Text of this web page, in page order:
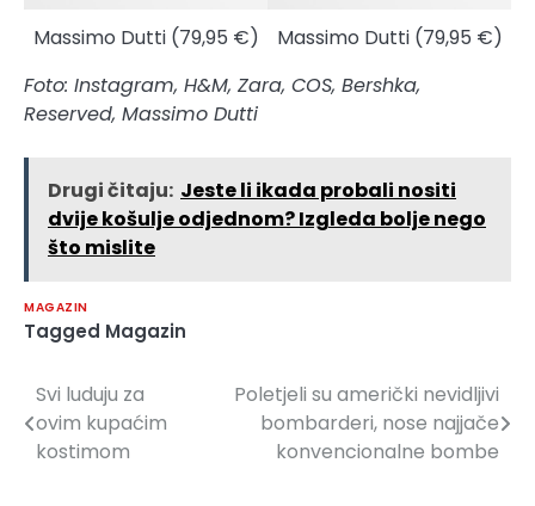
Massimo Dutti (79,95 €)
Massimo Dutti (79,95 €)
Foto: Instagram, H&M, Zara, COS, Bershka,
Reserved, Massimo Dutti
Drugi čitaju: Jeste li ikada probali nositi
dvije košulje odjednom? Izgleda bolje nego
što mislite
MAGAZIN
Tagged Magazin
Navigacija
članaka
Svi luduju za
ovim kupaćim
kostimom
Poletjeli su američki nevidljivi
bombarderi, nose najjače
konvencionalne bombe